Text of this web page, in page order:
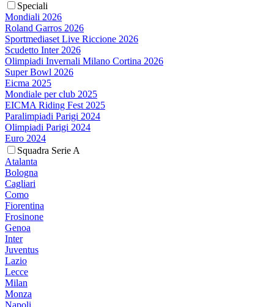
Speciali
Mondiali 2026
Roland Garros 2026
Sportmediaset Live Riccione 2026
Scudetto Inter 2026
Olimpiadi Invernali Milano Cortina 2026
Super Bowl 2026
Eicma 2025
Mondiale per club 2025
EICMA Riding Fest 2025
Paralimpiadi Parigi 2024
Olimpiadi Parigi 2024
Euro 2024
Squadra Serie A
Atalanta
Bologna
Cagliari
Como
Fiorentina
Frosinone
Genoa
Inter
Juventus
Lazio
Lecce
Milan
Monza